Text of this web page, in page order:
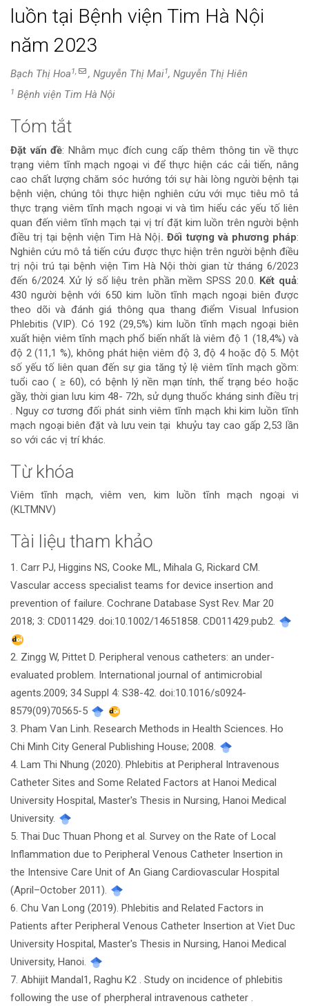
luồn tại Bệnh viện Tim Hà Nội
năm 2023
Bạch Thị Hoa1, , Nguyễn Thị Mai1, Nguyễn Thị Hiên
1 Bệnh viện Tim Hà Nội
Nội
dung
chính
của
bài
viết
Tóm tắt
Đặt vấn đề: Nhằm mục đích cung cấp thêm thông tin về thực
trạng viêm tĩnh mạch ngoại vi để thực hiện các cải tiến, nâng
cao chất lượng chăm sóc hướng tới sự hài lòng người bệnh tại
bệnh viện, chúng tôi thực hiện nghiên cứu với mục tiêu mô tả
thực trạng viêm tĩnh mạch ngoại vi và tìm hiểu các yếu tố liên
quan đến viêm tĩnh mạch tại vị trí đặt kim luồn trên người bệnh
điều trị tại bệnh viện Tim Hà Nộị. Đối tượng và phương pháp:
Nghiên cứu mô tả tiến cứu được thực hiện trên người bệnh điều
trị nội trú tại bệnh viện Tim Hà Nội thời gian từ tháng 6/2023
đến 6/2024. Xử lý số liệu trên phần mềm SPSS 20.0. Kết quả:
430 người bệnh với 650 kim luồn tĩnh mạch ngoại biên được
theo dõi và đánh giá thông qua thang điểm Visual Infusion
Phlebitis (VIP). Có 192 (29,5%) kim luồn tĩnh mạch ngoại biên
xuất hiện viêm tĩnh mạch phổ biến nhất là viêm độ 1 (18,4%) và
độ 2 (11,1 %), không phát hiện viêm độ 3, độ 4 hoặc độ 5. Một
số yếu tố liên quan đến sự gia tăng tỷ lệ viêm tĩnh mạch gồm:
tuổi cao ( ≥ 60), có bệnh lý nền mạn tính, thể trạng béo hoặc
gầy, thời gian lưu kim 48- 72h, sử dụng thuốc kháng sinh điều trị
. Nguy cơ tương đối phát sinh viêm tĩnh mạch khi kim luồn tĩnh
mạch ngoại biên đặt và lưu vein tại khuỷu tay cao gấp 2,53 lần
so với các vị trí khác.
Từ khóa
Viêm tĩnh mạch, viêm ven, kim luồn tĩnh mạch ngoại vi
(KLTMNV)
Chi
tiết
bài
viết
Tài liệu tham khảo
1. Carr PJ, Higgins NS, Cooke ML, Mihala G, Rickard CM.
Vascular access specialist teams for device insertion and
prevention of failure. Cochrane Database Syst Rev. Mar 20
2018; 3: CD011429. doi:10.1002/14651858. CD011429.pub2.
2. Zingg W, Pittet D. Peripheral venous catheters: an under-
evaluated problem. International journal of antimicrobial
agents.2009; 34 Suppl 4: S38-42. doi:10.1016/s0924-
8579(09)70565-5
3. Pham Van Linh. Research Methods in Health Sciences. Ho
Chi Minh City General Publishing House; 2008.
4. Lam Thi Nhung (2020). Phlebitis at Peripheral Intravenous
Catheter Sites and Some Related Factors at Hanoi Medical
University Hospital, Master's Thesis in Nursing, Hanoi Medical
University.
5. Thai Duc Thuan Phong et al. Survey on the Rate of Local
Inflammation due to Peripheral Venous Catheter Insertion in
the Intensive Care Unit of An Giang Cardiovascular Hospital
(April–October 2011).
6. Chu Van Long (2019). Phlebitis and Related Factors in
Patients after Peripheral Venous Catheter Insertion at Viet Duc
University Hospital, Master's Thesis in Nursing, Hanoi Medical
University, Hanoi.
7. Abhijit Mandal1, Raghu K2 . Study on incidence of phlebitis
following the use of pherpheral intravenous catheter .